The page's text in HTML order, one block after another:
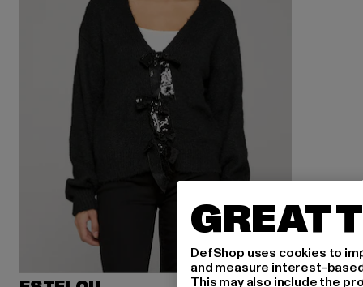
GREAT
DefShop uses cookies to
and measure interest-
This may also include the